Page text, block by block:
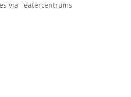
via Teatercentrums